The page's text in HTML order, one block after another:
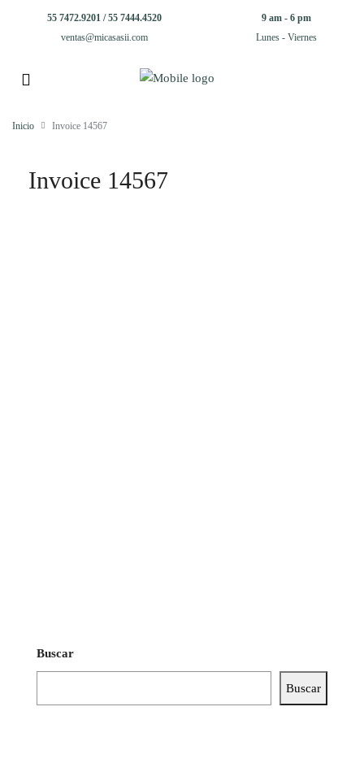
55 7472.9201 / 55 7444.4520
ventas@micasasii.com
9 am - 6 pm
Lunes - Viernes
Inicio Invoice 14567
Invoice 14567
Buscar
Buscar